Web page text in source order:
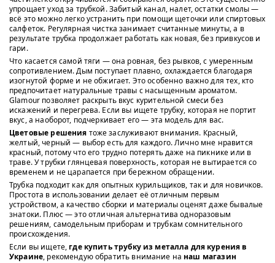
упрощает уход за трубкой. Забитый канал, налет, остатки смолы —
всё это можно легко устранить при помощи щеточки или спиртовых
салфеток. Регулярная чистка занимает считанные минуты, а в
результате трубка продолжает работать как новая, без привкусов и
гари.
Что касается самой тяги — она ровная, без рывков, с умеренным
сопротивлением. Дым поступает плавно, охлаждается благодаря
изогнутой форме и не обжигает. Это особенно важно для тех, кто
предпочитает натуральные травы с насыщенным ароматом.
Glamour позволяет раскрыть вкус курительной смеси без
искажений и перегрева. Если вы ищете трубку, которая не портит
вкус, а наоборот, подчеркивает его — эта модель для вас.
Цветовые решения тоже заслуживают внимания. Красный,
желтый, черный — выбор есть для каждого. Лично мне нравится
красный, потому что его трудно потерять даже на пикнике или в
траве. У трубки глянцевая поверхность, которая не вытирается со
временем и не царапается при бережном обращении.
Трубка подходит как для опытных курильщиков, так и для новичков.
Простота в использовании делает её отличным первым
устройством, а качество сборки и материалы оценят даже бывалые
знатоки. Плюс — это отличная альтернатива одноразовым
решениям, самодельным приборам и трубкам сомнительного
происхождения.
Если вы ищете, где купить трубку из металла для курения в
Украине, рекомендую обратить внимание на наш магазин